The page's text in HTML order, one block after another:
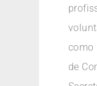
como
de